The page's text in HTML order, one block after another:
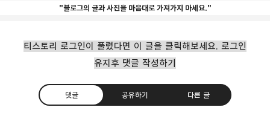
"블로그의 글과 사진을 마음대로 가져가지 마세요."
티스토리 로그인이 풀렸다면 이 글을 클릭해보세요. 로그인
유지후 댓글 작성하기
댓글 공유하기 다른 글